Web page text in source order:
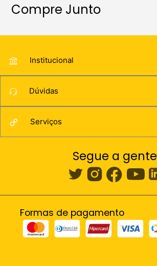
Compre Junto
Institucional
Dúvidas
Serviços
Segue a gente
Formas de pagamento